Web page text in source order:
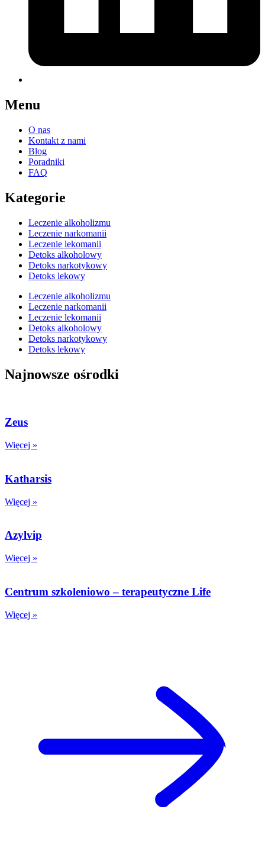
Menu
O nas
Kontakt z nami
Blog
Poradniki
FAQ
Kategorie
Leczenie alkoholizmu
Leczenie narkomanii
Leczenie lekomanii
Detoks alkoholowy
Detoks narkotykowy
Detoks lekowy
Leczenie alkoholizmu
Leczenie narkomanii
Leczenie lekomanii
Detoks alkoholowy
Detoks narkotykowy
Detoks lekowy
Najnowsze ośrodki
Zeus
Więcej »
Katharsis
Więcej »
Azylvip
Więcej »
Centrum szkoleniowo – terapeutyczne Life
Więcej »